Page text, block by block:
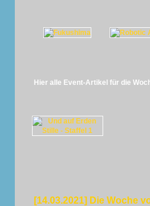
Hier alle Event-Artikel für die
[14.03.2021] Die Woche